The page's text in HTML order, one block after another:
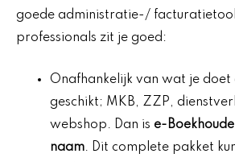
goede administratie-/
professionals zit je goed:
Onafhankelijk van wat je doet
geschikt; MKB, ZZP,
webshop. Dan is e-
naam. Dit complete pakket